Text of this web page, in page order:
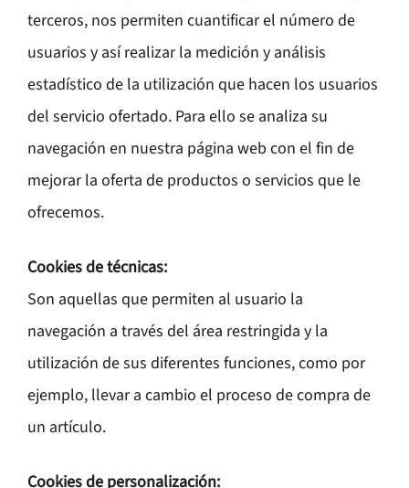
terceros, nos permiten cuantificar el número de
usuarios y así realizar la medición y análisis
estadístico de la utilización que hacen los usuarios
del servicio ofertado. Para ello se analiza su
navegación en nuestra página web con el fin de
mejorar la oferta de productos o servicios que le
ofrecemos.
Cookies de técnicas:
Son aquellas que permiten al usuario la
navegación a través del área restringida y la
utilización de sus diferentes funciones, como por
ejemplo, llevar a cambio el proceso de compra de
un artículo.
Cookies de personalización: